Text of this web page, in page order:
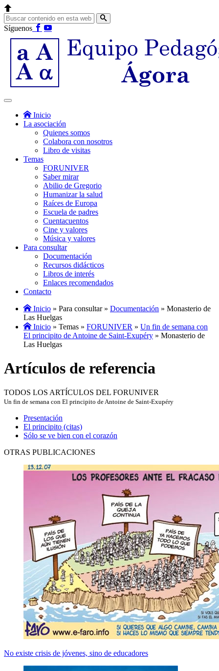
Síguenos
Inicio
La asociación
Quienes somos
Colabora con nosotros
Libro de visitas
Temas
FORUNIVER
Saber mirar
Abilio de Gregorio
Humanizar la salud
Raíces de Europa
Escuela de padres
Cuentacuentos
Cine y valores
Música y valores
Para consultar
Documentación
Recursos didácticos
Libros de interés
Enlaces recomendados
Contacto
Inicio » Para consultar » Documentación » Monasterio de
Las Huelgas
Inicio » Temas » FORUNIVER » Un fin de semana con
El principito de Antoine de Saint-Exupéry » Monasterio de
Las Huelgas
Artículos de referencia
TODOS LOS ARTÍCULOS DEL FORUNIVER
Un fin de semana con El principito de Antoine de Saint-Exupéry
Presentación
El principito (citas)
Sólo se ve bien con el corazón
OTRAS PUBLICACIONES
No existe crisis de jóvenes, sino de educadores